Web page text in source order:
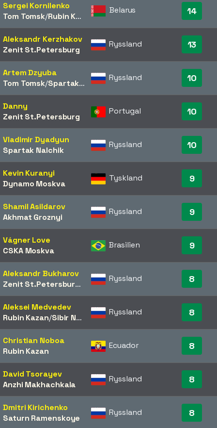
Sergei Kornilenko
Tom Tomsk/​Rubin Kazan
Belarus 14
Aleksandr Kerzhakov
Zenit St.Petersburg
Ryssland 13
Artem Dzyuba
Tom Tomsk/​Spartak Moskva
Ryssland 10
Danny
Zenit St.Petersburg
Portugal 10
Vladimir Dyadyun
Spartak Nalchik
Ryssland 10
Kevin Kuranyi
Dynamo Moskva
Tyskland 9
Shamil Asildarov
Akhmat Groznyi
Ryssland 9
Vágner Love
CSKA Moskva
Brasilien 9
Aleksandr Bukharov
Zenit St.Petersburg /​ Rubin Kazan
Ryssland 8
Aleksei Medvedev
Rubin Kazan/​Sibir Novosibirsk
Ryssland 8
Christian Noboa
Rubin Kazan
Ecuador 8
David Tsorayev
Anzhi Makhachkala
Ryssland 8
Dmitri Kirichenko
Saturn Ramenskoye
Ryssland 8